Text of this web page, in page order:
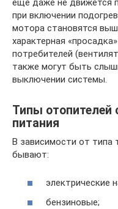
еще даже не движется
при включении
мотора становятся
характерная
потребителей
также могут быть
выключении системы.
Типы отопителей
питания
В зависимости от типа
бывают:
электрические
бензиновые;